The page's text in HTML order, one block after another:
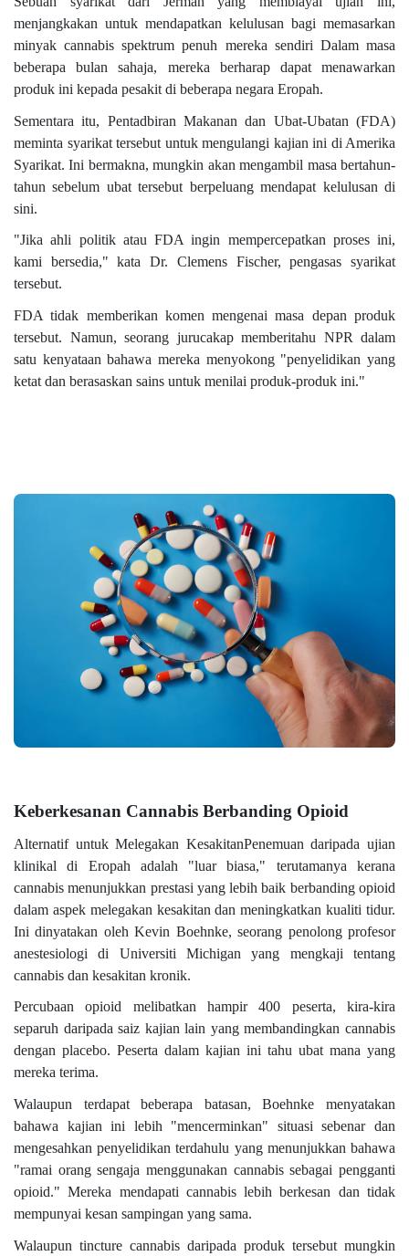
menjangkakan untuk mendapatkan kelulusan bagi memasarkan
minyak cannabis spektrum penuh mereka sendiri Dalam masa
beberapa bulan sahaja, mereka berharap dapat menawarkan
produk ini kepada pesakit di beberapa negara Eropah.
Sementara itu, Pentadbiran Makanan dan Ubat-Ubatan (FDA)
meminta syarikat tersebut untuk mengulangi kajian ini di Amerika
Syarikat. Ini bermakna, mungkin akan mengambil masa bertahun-
tahun sebelum ubat tersebut berpeluang mendapat kelulusan di
sini.
"Jika ahli politik atau FDA ingin mempercepatkan proses ini,
kami bersedia," kata Dr. Clemens Fischer, pengasas syarikat
tersebut.
FDA tidak memberikan komen mengenai masa depan produk
tersebut. Namun, seorang jurucakap memberitahu NPR dalam
satu kenyataan bahawa mereka menyokong "penyelidikan yang
ketat dan berasaskan sains untuk menilai produk-produk ini."
Keberkesanan Cannabis Berbanding Opioid
Alternatif untuk Melegakan KesakitanPenemuan daripada ujian
klinikal di Eropah adalah "luar biasa," terutamanya kerana
cannabis menunjukkan prestasi yang lebih baik berbanding opioid
dalam aspek melegakan kesakitan dan meningkatkan kualiti tidur.
Ini dinyatakan oleh Kevin Boehnke, seorang penolong profesor
anestesiologi di Universiti Michigan yang mengkaji tentang
cannabis dan kesakitan kronik.
Percubaan opioid melibatkan hampir 400 peserta, kira-kira
separuh daripada saiz kajian lain yang membandingkan cannabis
dengan placebo. Peserta dalam kajian ini tahu ubat mana yang
mereka terima.
Walaupun terdapat beberapa batasan, Boehnke menyatakan
bahawa kajian ini lebih "mencerminkan" situasi sebenar dan
mengesahkan penyelidikan terdahulu yang menunjukkan bahawa
"ramai orang sengaja menggunakan cannabis sebagai pengganti
opioid." Mereka mendapati cannabis lebih berkesan dan tidak
mempunyai kesan sampingan yang sama.
Walaupun tincture cannabis daripada produk tersebut mungkin